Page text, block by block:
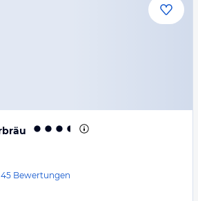
45 Bewertungen